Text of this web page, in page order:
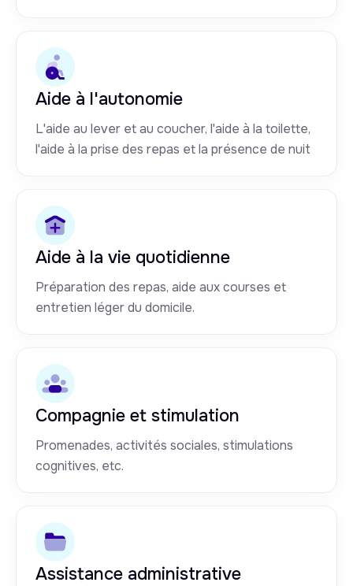
Aide à l'autonomie
L'aide au lever et au coucher, l'aide à la toilette,
l'aide à la prise des repas et la présence de nuit
Aide à la vie quotidienne
Préparation des repas, aide aux courses et
entretien léger du domicile.
Compagnie et stimulation
Promenades, activités sociales, stimulations
cognitives, etc.
Assistance administrative